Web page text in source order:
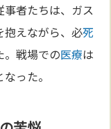
事者たちは、ガス
抱えながら、必死
。戦場での医療は
った。